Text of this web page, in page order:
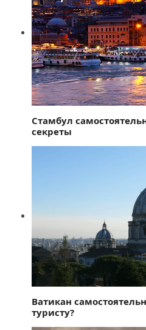
Стамбул
секреты
Ватикан
туристу?